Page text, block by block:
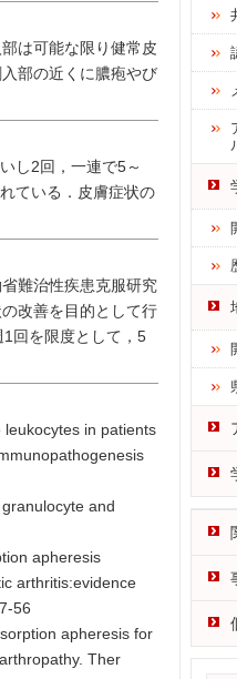
は可能な限り健常皮
部の近くに膿疱やび
し2回，一連で5～
ている．皮膚症状の
難治性疾患克服研究
改善を目的として行
回を限度として，5
leukocytes in patients
and
apheresis
arthritis:evidence
56
apheresis for
Ther